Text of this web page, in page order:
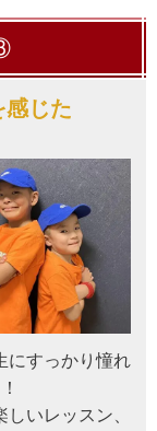
感じた
にすっかり憧れ
いレッスン、